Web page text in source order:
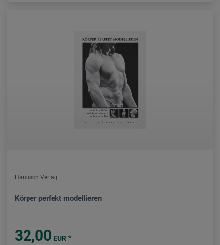
Hanusch Verlag
Körper perfekt modellieren
32,00 EUR *